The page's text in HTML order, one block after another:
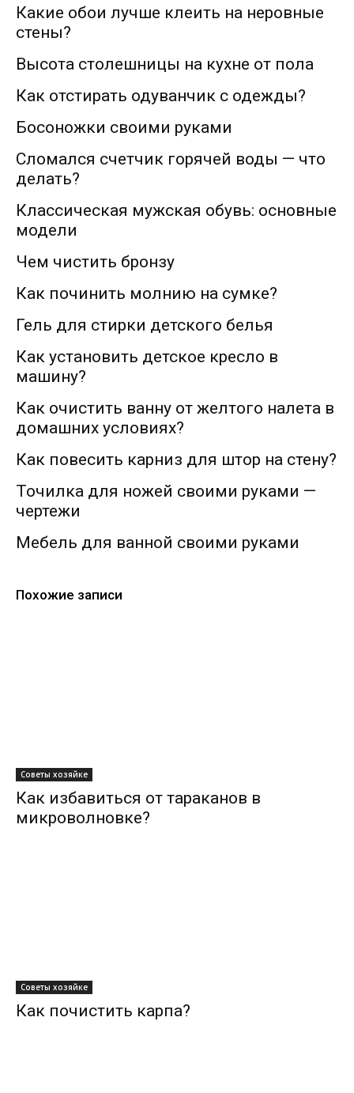
Какие обои лучше клеить на неровные
стены?
Высота столешницы на кухне от пола
Как отстирать одуванчик с одежды?
Босоножки своими руками
Сломался счетчик горячей воды — что
делать?
Классическая мужская обувь: основные
модели
Чем чистить бронзу
Как починить молнию на сумке?
Гель для стирки детского белья
Как установить детское кресло в
машину?
Как очистить ванну от желтого налета в
домашних условиях?
Как повесить карниз для штор на стену?
Точилка для ножей своими руками —
чертежи
Мебель для ванной своими руками
Похожие записи
Советы хозяйке
Как избавиться от тараканов в
микроволновке?
Советы хозяйке
Как почистить карпа?